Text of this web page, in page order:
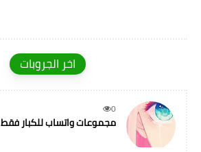
اخر الجروبات
0
مجموعات واتساب للكبار فقط